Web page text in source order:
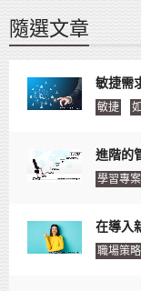
隨選文章
敏捷需
敏捷
進階的
學習專
在導入
職場策略